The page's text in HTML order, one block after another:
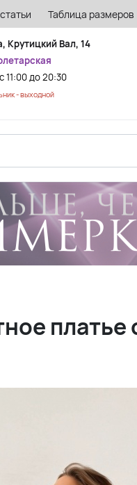
Таблица размеров
Крутицкий Вал, 14
11:00 до 20:30
- выходной